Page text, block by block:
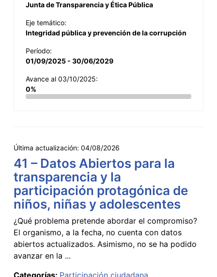
Junta de Transparencia y Ética Pública
Eje temático:
Integridad pública y prevención de la corrupción
Período:
01/09/2025 - 30/06/2029
Avance al 03/10/2025:
0%
Última actualización: 04/08/2026
41 – Datos Abiertos para la
transparencia y la
participación protagónica de
niños, niñas y adolescentes
¿Qué problema pretende abordar el compromiso?
El organismo, a la fecha, no cuenta con datos
abiertos actualizados. Asimismo, no se ha podido
avanzar en la ...
Categorías: Participación ciudadana